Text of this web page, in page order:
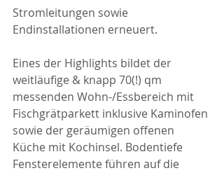
Stromleitungen sowie
Endinstallationen erneuert.
Eines der Highlights bildet der
weitläufige & knapp 70(!) qm
messenden Wohn-/Essbereich mit
Fischgrätparkett inklusive Kaminofen
sowie der geräumigen offenen
Küche mit Kochinsel. Bodentiefe
Fensterelemente führen auf die